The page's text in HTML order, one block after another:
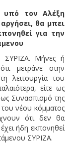
υπό τον Αλέξη
θα μπει
για την
ΣΥΡΙΖΑ. Μήνες ή
μετράνε στην
λειτουργία του
είτε ως
Συνασπισμό της
νέου κόμματος
ότι δεν θα
ήδη εκπονηθεί
ΣΥΡΙΖΑ.